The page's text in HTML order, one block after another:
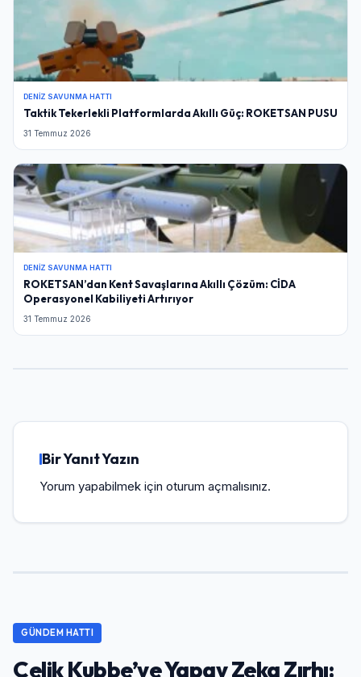
DENIZ SAVUNMA HATTI
Taktik Tekerlekli Platformlarda Akıllı Güç: ROKETSAN PUSU
31 Temmuz 2026
DENIZ SAVUNMA HATTI
ROKETSAN’dan Kent Savaşlarına Akıllı Çözüm: CİDA
Operasyonel Kabiliyeti Artırıyor
31 Temmuz 2026
Bir Yanıt Yazın
Yorum yapabilmek için oturum açmalısınız.
GÜNDEM HATTI
Çelik Kubbe’ye Yapay Zeka Zırhı: